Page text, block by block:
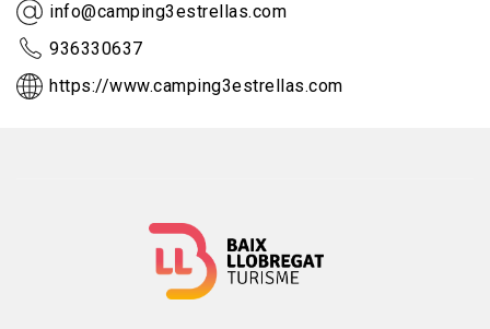
info@camping3estrellas.com
936330637
https://www.camping3estrellas.com